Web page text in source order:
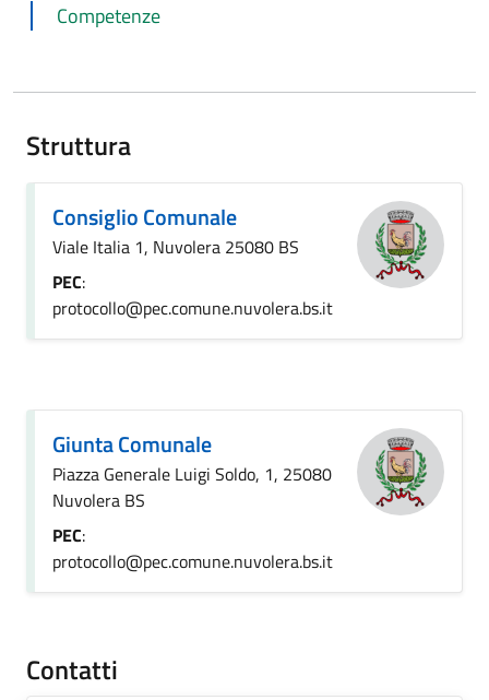
Competenze
Struttura
Consiglio Comunale
Viale Italia 1, Nuvolera 25080 BS
PEC:
protocollo@pec.comune.nuvolera.bs.it
Giunta Comunale
Piazza Generale Luigi Soldo, 1, 25080
Nuvolera BS
PEC:
protocollo@pec.comune.nuvolera.bs.it
Contatti